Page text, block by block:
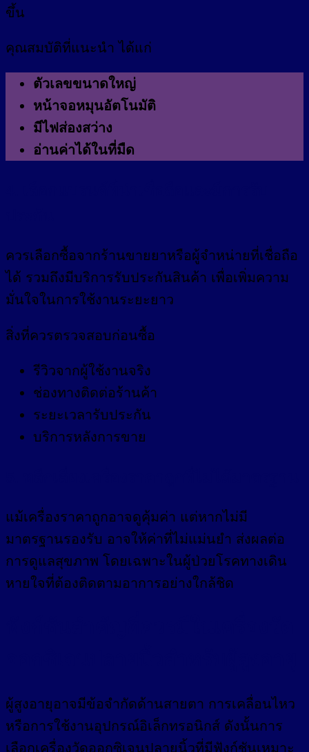
ขึ้น
คุณสมบัติที่แนะนำ ได้แก่
ตัวเลขขนาดใหญ่
หน้าจอหมุนอัตโนมัติ
มีไฟส่องสว่าง
อ่านค่าได้ในที่มืด
ควรเลือกซื้อจากร้านขายยาหรือผู้จำหน่ายที่เชื่อถือ
ได้ รวมถึงมีบริการรับประกันสินค้า เพื่อเพิ่มความ
มั่นใจในการใช้งานระยะยาว
สิ่งที่ควรตรวจสอบก่อนซื้อ
รีวิวจากผู้ใช้งานจริง
ช่องทางติดต่อร้านค้า
ระยะเวลารับประกัน
บริการหลังการขาย
แม้เครื่องราคาถูกอาจดูคุ้มค่า แต่หากไม่มี
มาตรฐานรองรับ อาจให้ค่าที่ไม่แม่นยำ ส่งผลต่อ
การดูแลสุขภาพ โดยเฉพาะในผู้ป่วยโรคทางเดิน
หายใจที่ต้องติดตามอาการอย่างใกล้ชิด
ผู้สูงอายุอาจมีข้อจำกัดด้านสายตา การเคลื่อนไหว
หรือการใช้งานอุปกรณ์อิเล็กทรอนิกส์ ดังนั้นการ
เลือกเครื่องวัดออกซิเจนปลายนิ้วที่มีฟังก์ชันเหมาะ